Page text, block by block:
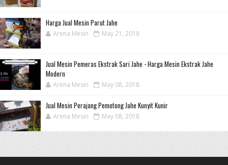
Harga Jual Mesin Parut Jahe
Arena Mesin May 21, 2018
Jual Mesin Pemeras Ekstrak Sari Jahe - Harga Mesin Ekstrak Jahe
Modern
Arena Mesin May 08, 2018
Jual Mesin Perajang Pemotong Jahe Kunyit Kunir
Arena Mesin May 08, 2018